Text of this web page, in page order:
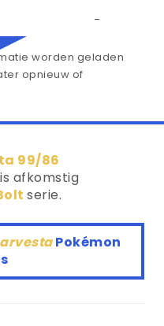
-
worden geladen
opnieuw of
99/86
afkomstig
serie.
Pokémon